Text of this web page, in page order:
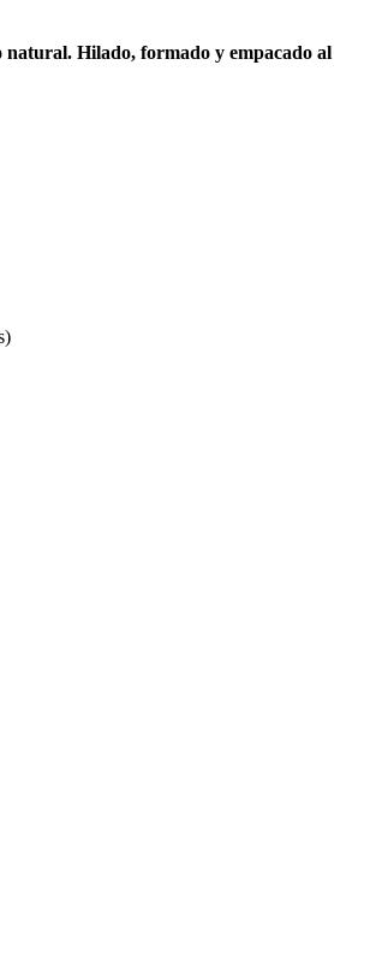
natural. Hilado, formado y empacado al